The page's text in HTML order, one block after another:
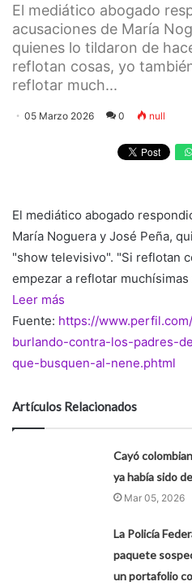
El mediático abogado
acusaciones de María
quienes lo tildaron de
reflotan cosas, yo
reflotar much...
05 Marzo 2026 0 null
El mediático abogado
María Noguera y José Peña,
"show televisivo". "Si reflotan
empezar a reflotar
Leer más
Fuente: https://
burlando-contra-los-padres-
que-busquen-al-nene.phtml
Artículos Relacionados
Cayó
ya había sido
Mar 05, 2026
La Policía
paquete
un portafolio